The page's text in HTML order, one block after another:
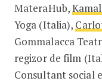
MateraHub,
Yoga (Italia),
Gommalacca
regizor de film
Consultant social